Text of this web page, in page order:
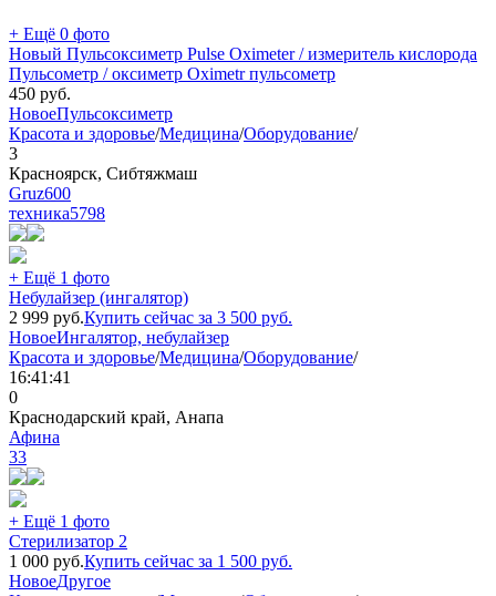
+ Ещё 0 фото
Новый Пульсоксиметр Pulse Oximeter / измеритель кислорода
Пульсометр / оксиметр Oximetr пульсометр
450 руб.
НовоеПульсоксиметр
Красота и здоровье/Медицина/Оборудование/
3
Красноярск, Сибтяжмаш
Gruz600
техника5798
+ Ещё 1 фото
Небулайзер (ингалятор)
2 999 руб.Купить сейчас за 3 500 руб.
НовоеИнгалятор, небулайзер
Красота и здоровье/Медицина/Оборудование/
16:41:41
0
Краснодарский край, Анапа
Афина
33
+ Ещё 1 фото
Стерилизатор 2
1 000 руб.Купить сейчас за 1 500 руб.
НовоеДругое